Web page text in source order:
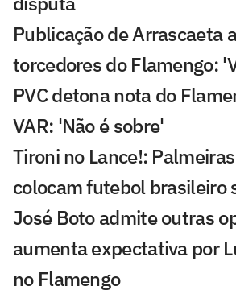
Publicação de Arrascaeta
torcedores do Flamengo:
PVC detona nota do
VAR: 'Não é sobre'
Tironi no Lance!:
colocam futebol brasileiro
José Boto admite outras
aumenta expectativa por
no Flamengo